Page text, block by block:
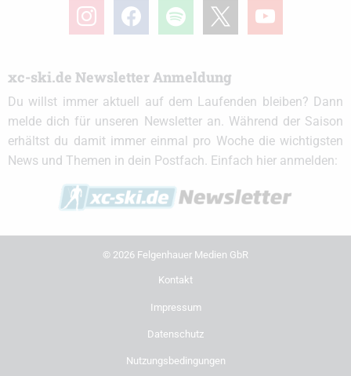
instagramfacebook spotify youtube
xc-ski.de Newsletter Anmeldung
Du willst immer aktuell auf dem Laufenden bleiben? Dann
melde dich für unseren Newsletter an. Während der Saison
erhältst du damit immer einmal pro Woche die wichtigsten
News und Themen in dein Postfach. Einfach hier anmelden:
© 2026 Felgenhauer Medien GbR
Kontakt
Impressum
Datenschutz
Nutzungsbedingungen